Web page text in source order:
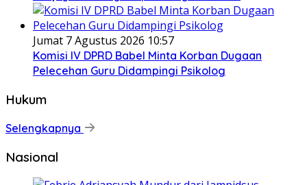
Jumat 7 Agustus 2026 10:57
Komisi IV DPRD Babel Minta Korban Dugaan
Pelecehan Guru Didampingi Psikolog
Hukum
Selengkapnya
Nasional